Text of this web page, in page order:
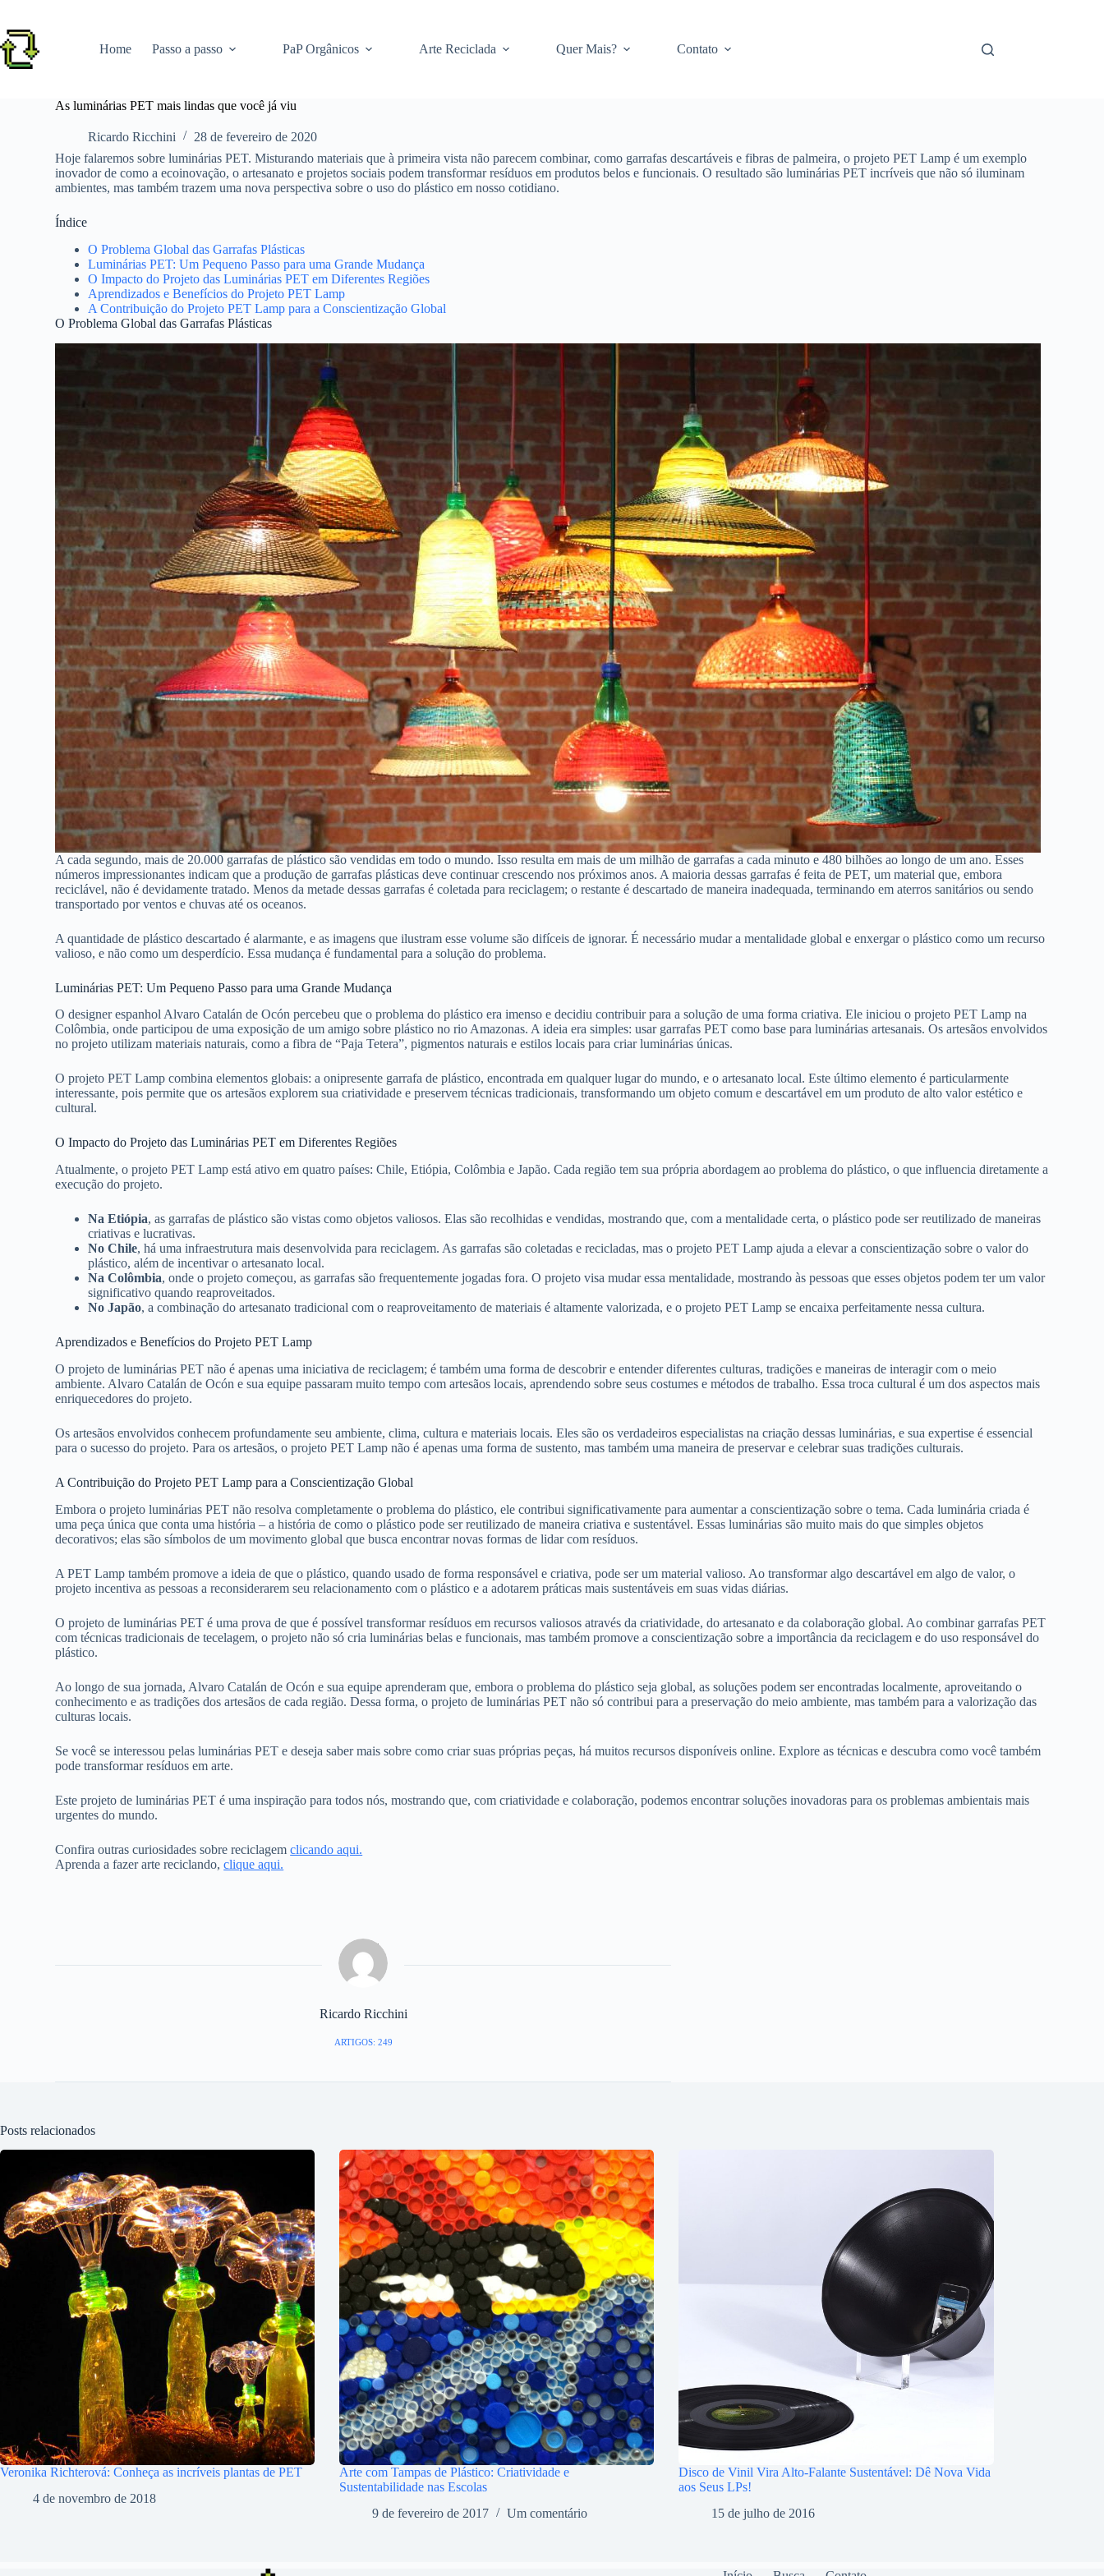
conteúdo
Home Passo a passo PaP Orgânicos Arte Reciclada Quer Mais? Contato
As luminárias PET mais lindas que você já viu
Ricardo Ricchini
28 de fevereiro de 2020
Hoje falaremos sobre luminárias PET. Misturando materiais que à primeira vista não parecem combinar, como garrafas descartáveis e fibras de palmeira, o projeto PET Lamp é um exemplo
inovador de como a ecoinovação, o artesanato e projetos sociais podem transformar resíduos em produtos belos e funcionais. O resultado são luminárias PET incríveis que não só iluminam
ambientes, mas também trazem uma nova perspectiva sobre o uso do plástico em nosso cotidiano.
Índice
O Problema Global das Garrafas Plásticas
Luminárias PET: Um Pequeno Passo para uma Grande Mudança
O Impacto do Projeto das Luminárias PET em Diferentes Regiões
Aprendizados e Benefícios do Projeto PET Lamp
A Contribuição do Projeto PET Lamp para a Conscientização Global
O Problema Global das Garrafas Plásticas
A cada segundo, mais de 20.000 garrafas de plástico são vendidas em todo o mundo. Isso resulta em mais de um milhão de garrafas a cada minuto e 480 bilhões ao longo de um ano. Esses
números impressionantes indicam que a produção de garrafas plásticas deve continuar crescendo nos próximos anos. A maioria dessas garrafas é feita de PET, um material que, embora
reciclável, não é devidamente tratado. Menos da metade dessas garrafas é coletada para reciclagem; o restante é descartado de maneira inadequada, terminando em aterros sanitários ou sendo
transportado por ventos e chuvas até os oceanos.
A quantidade de plástico descartado é alarmante, e as imagens que ilustram esse volume são difíceis de ignorar. É necessário mudar a mentalidade global e enxergar o plástico como um recurso
valioso, e não como um desperdício. Essa mudança é fundamental para a solução do problema.
Luminárias PET: Um Pequeno Passo para uma Grande Mudança
O designer espanhol Alvaro Catalán de Ocón percebeu que o problema do plástico era imenso e decidiu contribuir para a solução de uma forma criativa. Ele iniciou o projeto PET Lamp na
Colômbia, onde participou de uma exposição de um amigo sobre plástico no rio Amazonas. A ideia era simples: usar garrafas PET como base para luminárias artesanais. Os artesãos envolvidos
no projeto utilizam materiais naturais, como a fibra de “Paja Tetera”, pigmentos naturais e estilos locais para criar luminárias únicas.
O projeto PET Lamp combina elementos globais: a onipresente garrafa de plástico, encontrada em qualquer lugar do mundo, e o artesanato local. Este último elemento é particularmente
interessante, pois permite que os artesãos explorem sua criatividade e preservem técnicas tradicionais, transformando um objeto comum e descartável em um produto de alto valor estético e
cultural.
O Impacto do Projeto das Luminárias PET em Diferentes Regiões
Atualmente, o projeto PET Lamp está ativo em quatro países: Chile, Etiópia, Colômbia e Japão. Cada região tem sua própria abordagem ao problema do plástico, o que influencia diretamente a
execução do projeto.
Na Etiópia, as garrafas de plástico são vistas como objetos valiosos. Elas são recolhidas e vendidas, mostrando que, com a mentalidade certa, o plástico pode ser reutilizado de maneiras
criativas e lucrativas.
No Chile, há uma infraestrutura mais desenvolvida para reciclagem. As garrafas são coletadas e recicladas, mas o projeto PET Lamp ajuda a elevar a conscientização sobre o valor do
plástico, além de incentivar o artesanato local.
Na Colômbia, onde o projeto começou, as garrafas são frequentemente jogadas fora. O projeto visa mudar essa mentalidade, mostrando às pessoas que esses objetos podem ter um valor
significativo quando reaproveitados.
No Japão, a combinação do artesanato tradicional com o reaproveitamento de materiais é altamente valorizada, e o projeto PET Lamp se encaixa perfeitamente nessa cultura.
Aprendizados e Benefícios do Projeto PET Lamp
O projeto de luminárias PET não é apenas uma iniciativa de reciclagem; é também uma forma de descobrir e entender diferentes culturas, tradições e maneiras de interagir com o meio
ambiente. Alvaro Catalán de Ocón e sua equipe passaram muito tempo com artesãos locais, aprendendo sobre seus costumes e métodos de trabalho. Essa troca cultural é um dos aspectos mais
enriquecedores do projeto.
Os artesãos envolvidos conhecem profundamente seu ambiente, clima, cultura e materiais locais. Eles são os verdadeiros especialistas na criação dessas luminárias, e sua expertise é essencial
para o sucesso do projeto. Para os artesãos, o projeto PET Lamp não é apenas uma forma de sustento, mas também uma maneira de preservar e celebrar suas tradições culturais.
A Contribuição do Projeto PET Lamp para a Conscientização Global
Embora o projeto luminárias PET não resolva completamente o problema do plástico, ele contribui significativamente para aumentar a conscientização sobre o tema. Cada luminária criada é
uma peça única que conta uma história – a história de como o plástico pode ser reutilizado de maneira criativa e sustentável. Essas luminárias são muito mais do que simples objetos
decorativos; elas são símbolos de um movimento global que busca encontrar novas formas de lidar com resíduos.
A PET Lamp também promove a ideia de que o plástico, quando usado de forma responsável e criativa, pode ser um material valioso. Ao transformar algo descartável em algo de valor, o
projeto incentiva as pessoas a reconsiderarem seu relacionamento com o plástico e a adotarem práticas mais sustentáveis em suas vidas diárias.
O projeto de luminárias PET é uma prova de que é possível transformar resíduos em recursos valiosos através da criatividade, do artesanato e da colaboração global. Ao combinar garrafas PET
com técnicas tradicionais de tecelagem, o projeto não só cria luminárias belas e funcionais, mas também promove a conscientização sobre a importância da reciclagem e do uso responsável do
plástico.
Ao longo de sua jornada, Alvaro Catalán de Ocón e sua equipe aprenderam que, embora o problema do plástico seja global, as soluções podem ser encontradas localmente, aproveitando o
conhecimento e as tradições dos artesãos de cada região. Dessa forma, o projeto de luminárias PET não só contribui para a preservação do meio ambiente, mas também para a valorização das
culturas locais.
Se você se interessou pelas luminárias PET e deseja saber mais sobre como criar suas próprias peças, há muitos recursos disponíveis online. Explore as técnicas e descubra como você também
pode transformar resíduos em arte.
Este projeto de luminárias PET é uma inspiração para todos nós, mostrando que, com criatividade e colaboração, podemos encontrar soluções inovadoras para os problemas ambientais mais
urgentes do mundo.
Confira outras curiosidades sobre reciclagemclicando aqui.
Aprenda a fazer arte reciclando,clique aqui.
Ricardo Ricchini
ARTIGOS: 249
Posts relacionados
Veronika Richterová: Conheça as incríveis plantas de PET
4 de novembro de 2018
Arte com Tampas de Plástico: Criatividade e
Sustentabilidade nas Escolas
9 de fevereiro de 2017
Um comentário
Disco de Vinil Vira Alto-Falante Sustentável: Dê Nova Vida
aos Seus LPs!
15 de julho de 2016